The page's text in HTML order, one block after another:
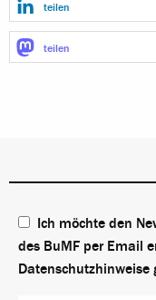
teilen
teilen
Ich möchte den
des BuMF per Email
Datenschutzhinweise